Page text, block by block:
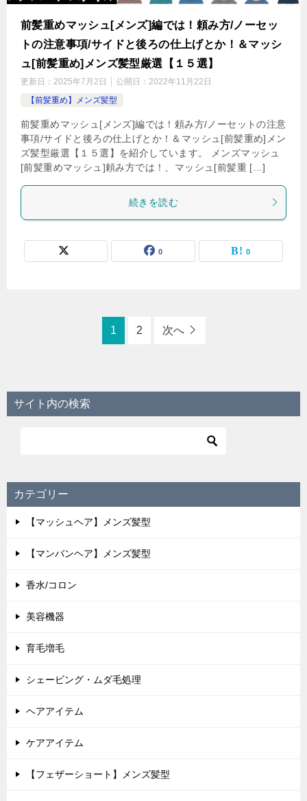
前髪重めマッシュ[メンズ]編では！頼み方/ノーセッ
トの注意事項/サイドと後ろの仕上げとか！＆マッシ
ュ[前髪重め]メンズ髪型厳選【１５選】
更新日： 2025年7月2日 公開日： 2022年11月22日
【前髪重め】メンズ髪型
前髪重めマッシュ[メンズ]編では！頼み方/ノーセットの注意
事項/サイドと後ろの仕上げとか！＆マッシュ[前髪重め]メン
ズ髪型厳選【１５選】を紹介しています。 メンズマッシュ
[前髪重めマッシュ]頼み方では！、マッシュ[前髪重 […]
続きを読む
0 0
1 2 次へ
サイト内の検索
カテゴリー
【マッシュヘア】メンズ髪型
【マンバンヘア】メンズ髪型
香水/コロン
美容機器
育毛増毛
シェービング・ムダ毛処理
ヘアアイテム
ケアアイテム
【フェザーショート】メンズ髪型